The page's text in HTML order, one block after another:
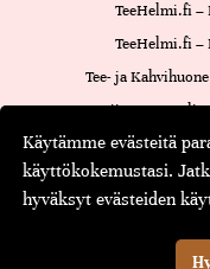
TeeHelmi.fi –
TeeHelmi.fi –
Tee- ja
Loviisan Kappeli
Oiva-
Maustamaton tee
Käytämme evästeitä
käyttökokemustasi.
hyväksyt evästeiden